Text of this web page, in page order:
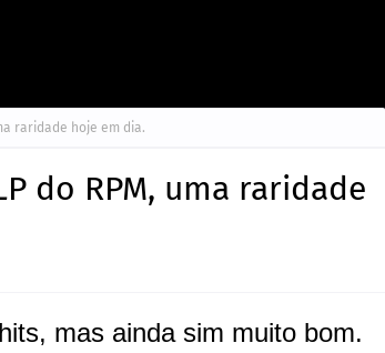
raridade hoje em dia.
do RPM, uma raridade
mas ainda sim muito bom.